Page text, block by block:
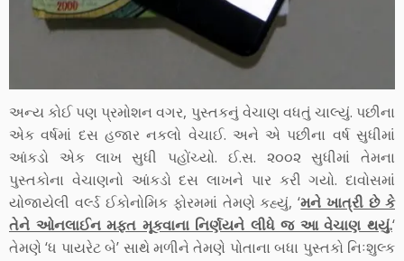
અન્ય કોઈ પણ પ્રમોશન વગર, પુસ્તકનું વેચાણ વધતું ચાલ્યું. પછીના
એક વર્ષમાં દસ હજાર નકલો વેચાઈ. અને એ પછીના વર્ષ સુધીમાં
આંકડો એક લાખ સુધી પહોંચ્યો. ઈ.સ. ૨૦૦૨ સુધીમાં તેમના
પુસ્તકોના વેચાણનો આંકડો દસ લાખને પાર કરી ગયો. દાવોસમાં
યોજાયેલી વર્લ્ડ ઈકોનોમિક ફોરમમાં તેમણે કહ્યું, ‘મને ખાત્રી છે કે
તેને ઓનલાઈન મફત મૂકવાના નિર્ણયને લીધે જ આ વેચાણ થયું.‘
તેમણે ‘ધ પાયરેટ બે’ સાથે મળીને તેમણે પોતાના બધા પુસ્તકો નિઃશુલ્ક